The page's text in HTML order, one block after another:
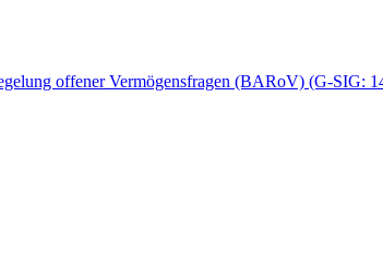
offener Vermögensfragen (BARoV) (G-SIG: